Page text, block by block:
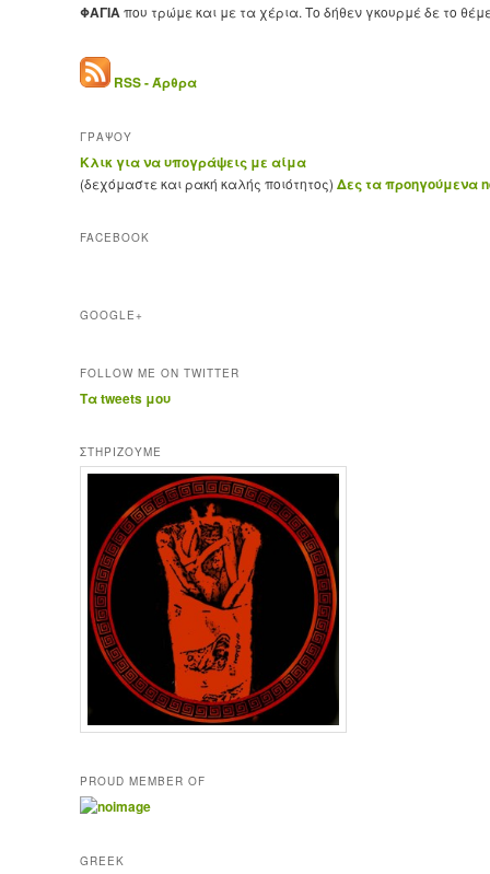
ΦΑΓΙΑπου τρώμε και με τα χέρια. Το δήθεν γκουρμέ δε το
RSS - Άρθρα
ΓΡΑΨΟΥ
Κλικ για να υπογράψεις με αίμα
(δεχόμαστε και ρακή καλής ποιότητος) Δες τα προηγούμενα
FACEBOOK
GOOGLE+
FOLLOW ME ON TWITTER
Τα tweets μου
ΣΤΗΡΊΖΟΥΜΕ
PROUD MEMBER OF
GREEK